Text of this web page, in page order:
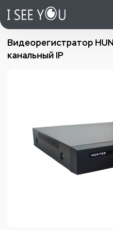
Видеорегистратор
канальный IP